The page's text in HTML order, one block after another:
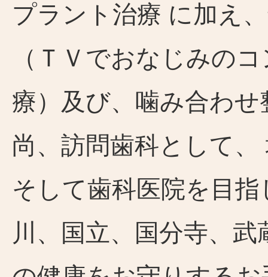
プラント治療 に加え
（ＴＶでおなじみの
療）及び、噛み合わ
尚、訪問歯科として
そして歯科医院を目
川、国立、国分寺、